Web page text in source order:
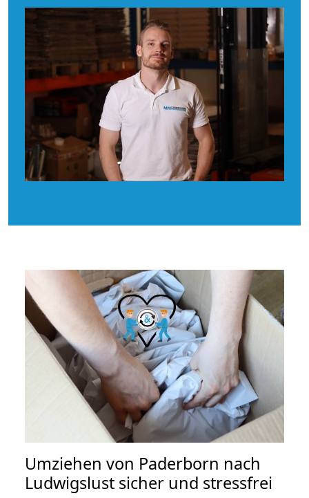
Umziehen von Paderborn nach
Ludwigslust sicher und stressfrei